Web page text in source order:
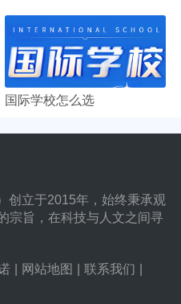
国际学校怎么选
创立于2015年，始终秉承观
宗旨，在科技与人文之间寻
网站地图 联系我们